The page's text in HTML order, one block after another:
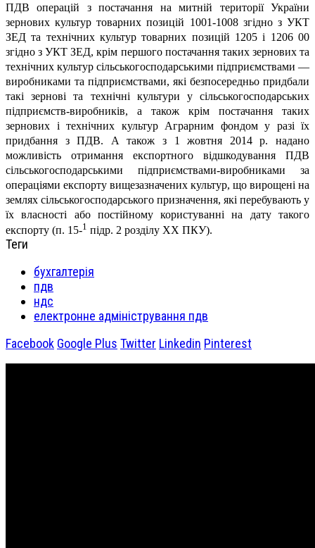
ПДВ операцій з постачання на митній території України
зернових культур товарних позицій 1001-1008 згідно з УКТ
ЗЕД та технічних культур товарних позицій 1205 і 1206 00
згідно з УКТ ЗЕД, крім першого постачання таких зернових та
технічних культур сільськогосподарськими підприємствами —
виробниками та підприємствами, які безпосередньо придбали
такі зернові та технічні культури у сільськогосподарських
підприємств-виробників, а також крім постачання таких
зернових і технічних культур Аграрним фондом у разі їх
придбання з ПДВ. А також з 1 жовтня 2014 р. надано
можливість отримання експортного відшкодування ПДВ
сільськогосподарськими підприємствами-виробниками за
операціями експорту вищезазначених культур, що вирощені на
землях сільськогосподарського призначення, які перебувають у
їх власності або постійному користуванні на дату такого
експорту (п. 15-1 підр. 2 розділу ХХ ПКУ).
Теги
бухгалтерія
пдв
ндс
електронне адміністрування пдв
Facebook Google Plus Twitter Linkedin Pinterest